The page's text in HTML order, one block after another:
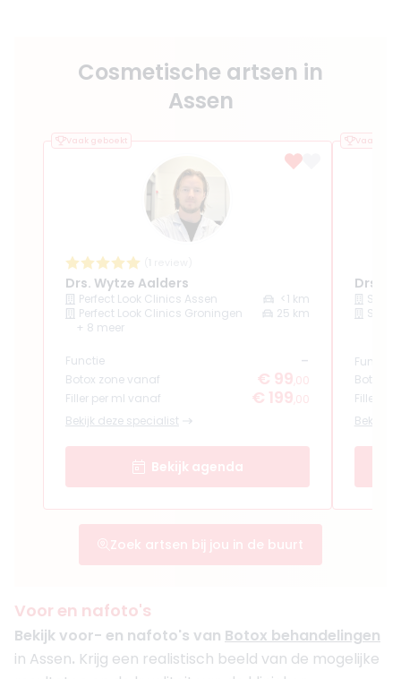
Cosmetische artsen in
Assen
Vaak geboekt
Drs. Wytze Aalders
Perfect Look Clinics Assen
<1 km
Perfect Look Clinics Groningen
25 km
+ 8 meer
Functie -
Botox zone vanaf € 99 ,00
Filler per ml vanaf
€ 199 ,00
Bekijk deze specialist
Bekijk agenda
Vaak
Drs.
Functie
Botox
Filler
Bekijk
Zoek artsen bij jou in de buurt
Voor en nafoto's
Bekijk voor- en nafoto's van Botox behandelingen
in Assen. Krijg een realistisch beeld van de mogelijke